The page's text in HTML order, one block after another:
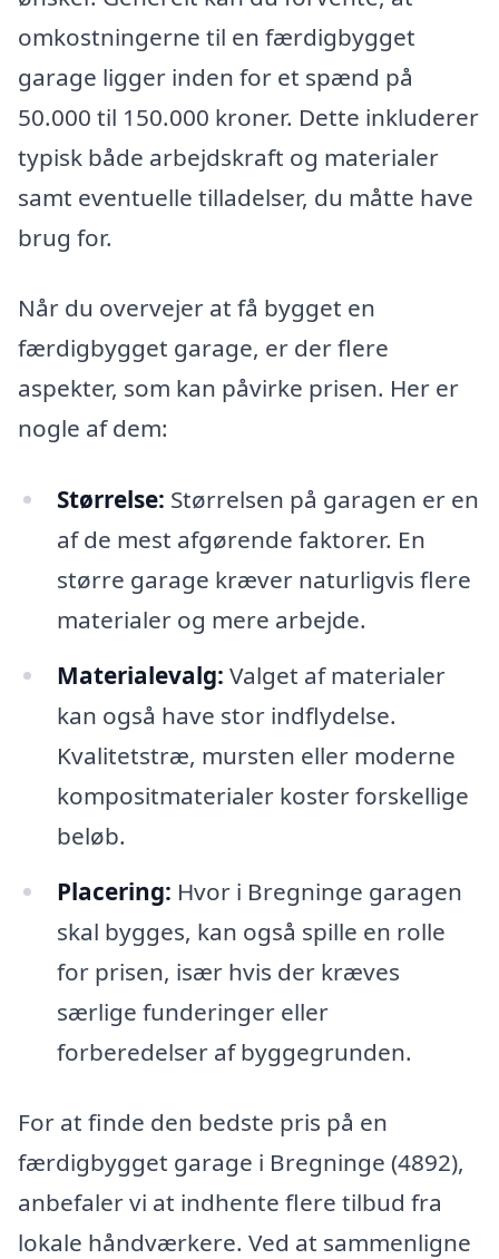
omkostningerne til en færdigbygget
garage ligger inden for et spænd på
50.000 til 150.000 kroner. Dette inkluderer
typisk både arbejdskraft og materialer
samt eventuelle tilladelser, du måtte have
brug for.
Når du overvejer at få bygget en
færdigbygget garage, er der flere
aspekter, som kan påvirke prisen. Her er
nogle af dem:
Størrelse: Størrelsen på garagen er en
af de mest afgørende faktorer. En
større garage kræver naturligvis flere
materialer og mere arbejde.
Materialevalg: Valget af materialer
kan også have stor indflydelse.
Kvalitetstræ, mursten eller moderne
kompositmaterialer koster forskellige
beløb.
Placering: Hvor i Bregninge garagen
skal bygges, kan også spille en rolle
for prisen, især hvis der kræves
særlige funderinger eller
forberedelser af byggegrunden.
For at finde den bedste pris på en
færdigbygget garage i Bregninge (4892),
anbefaler vi at indhente flere tilbud fra
lokale håndværkere. Ved at sammenligne